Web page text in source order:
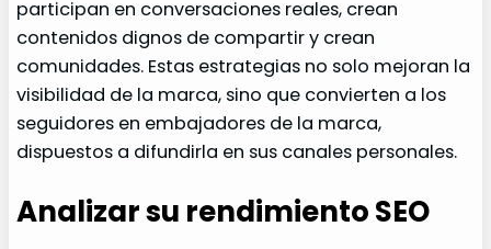
participan en conversaciones reales, crean
contenidos dignos de compartir y crean
comunidades. Estas estrategias no solo mejoran la
visibilidad de la marca, sino que convierten a los
seguidores en embajadores de la marca,
dispuestos a difundirla en sus canales personales.
Analizar su rendimiento SEO